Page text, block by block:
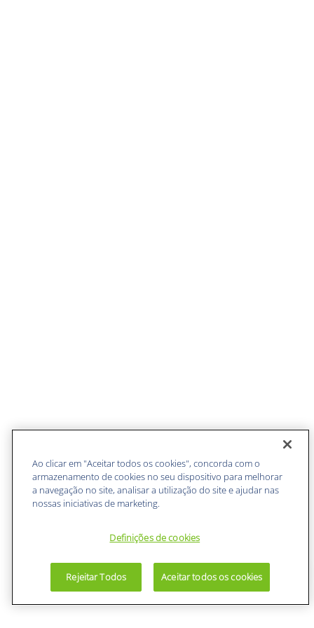
Ao clicar em "Aceitar todos os cookies", concorda com o
armazenamento de cookies no seu dispositivo para melhorar
a navegação no site, analisar a utilização do site e ajudar nas
nossas iniciativas de marketing.
Definições de cookies
Rejeitar Todos Aceitar todos os cookies